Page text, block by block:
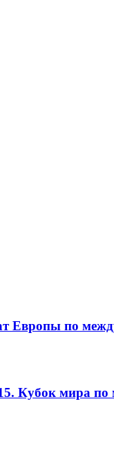
Европы по
Кубок мира